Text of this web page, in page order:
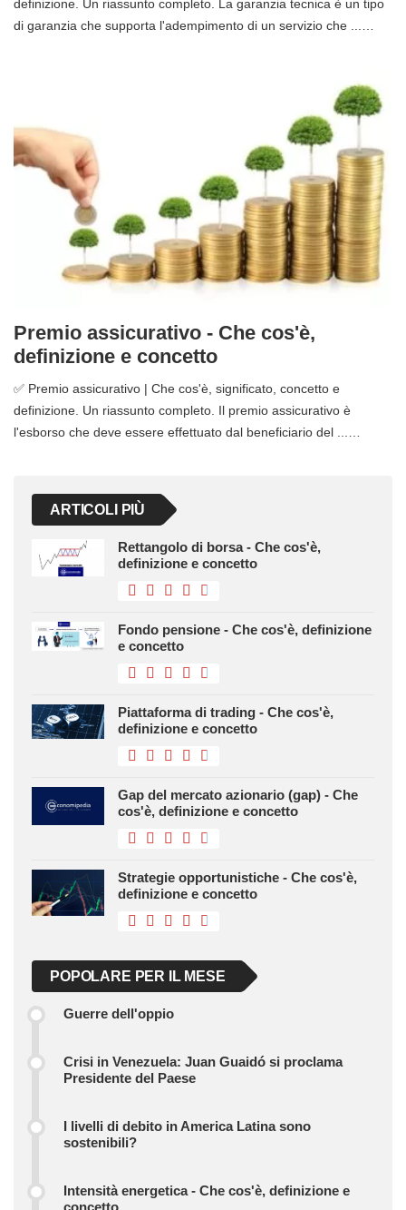
definizione. Un riassunto completo. La garanzia tecnica è un tipo
di garanzia che supporta l'adempimento di un servizio che ...…
Premio assicurativo - Che cos'è,
definizione e concetto
✅ Premio assicurativo | Che cos'è, significato, concetto e
definizione. Un riassunto completo. Il premio assicurativo è
l'esborso che deve essere effettuato dal beneficiario del ...…
ARTICOLI PIÙ
Rettangolo di borsa - Che cos'è,
definizione e concetto
Fondo pensione - Che cos'è, definizione
e concetto
Piattaforma di trading - Che cos'è,
definizione e concetto
Gap del mercato azionario (gap) - Che
cos'è, definizione e concetto
Strategie opportunistiche - Che cos'è,
definizione e concetto
POPOLARE PER IL MESE
Guerre dell'oppio
Crisi in Venezuela: Juan Guaidó si proclama
Presidente del Paese
I livelli di debito in America Latina sono
sostenibili?
Intensità energetica - Che cos'è, definizione e